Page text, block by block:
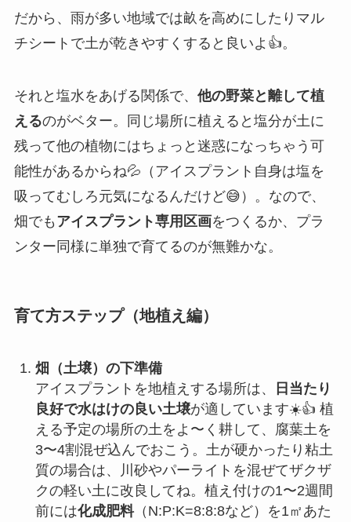
だから、雨が多い地域では畝を高めにしたりマル
チシートで土が乾きやすくすると良いよ👍。
それと塩水をあげる関係で、 他の野菜と離して植
えるのがベター。同じ場所に植えると塩分が土に
残って他の植物にはちょっと迷惑になっちゃう可
能性があるからね💦（アイスプラント自身は塩を
吸ってむしろ元気になるんだけど😅）。なので、
畑でも アイスプラント専用区画をつくるか、プラ
ンター同様に単独で育てるのが無難かな。
育て方ステップ（地植え編）
畑（土壌）の下準備
アイスプラントを地植えする場所は、
日当たり
良好で水はけの良い土壌が適しています☀️👍 植
える予定の場所の土をよ〜く耕して、腐葉土を
3〜4割混ぜ込んでおこう。土が硬かったり粘土
質の場合は、川砂やパーライトを混ぜてザクザ
クの軽い土に改良してね。植え付けの1〜2週間
前には化成肥料（N:P:K=8:8:8など）を1㎡あた